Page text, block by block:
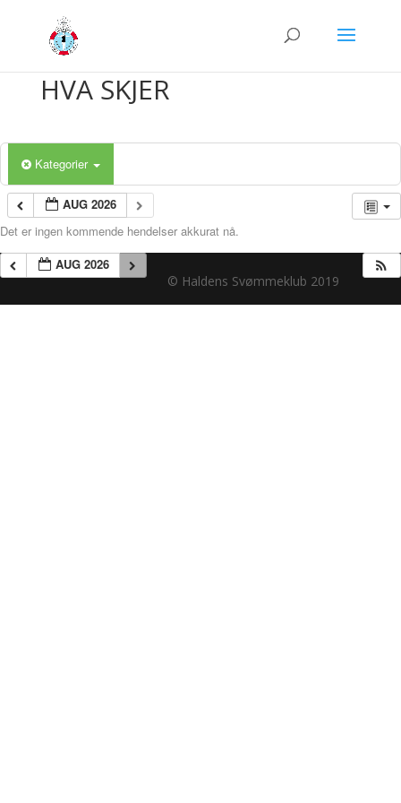
HVA SKJER
Kategorier
AUG 2026
Det er ingen kommende hendelser akkurat nå.
AUG 2026
© Haldens Svømmeklub 2019